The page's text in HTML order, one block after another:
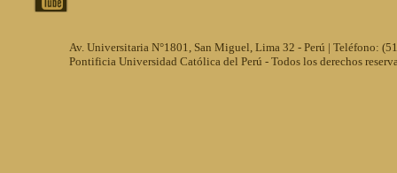
Av. Universitaria N°1801, San Miguel, Lima 32 - Perú | Teléfono:
Pontificia Universidad Católica del Perú - Todos los derechos